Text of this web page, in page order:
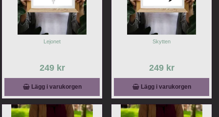
Lejonet
249 kr
Lägg i varukorgen
Skytten
249 kr
Lägg i varukorgen